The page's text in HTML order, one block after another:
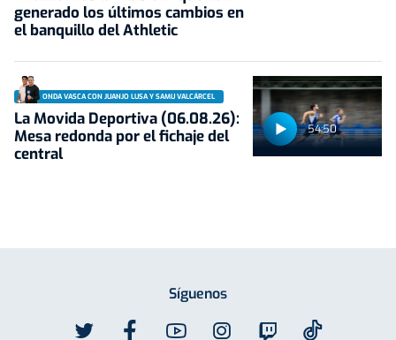
generado los últimos cambios en
el banquillo del Athletic
54:50
ONDA VASCA CON JUANJO LUSA Y SAMU VALCÁRCEL
La Movida Deportiva (06.08.26):
Mesa redonda por el fichaje del
central
Síguenos